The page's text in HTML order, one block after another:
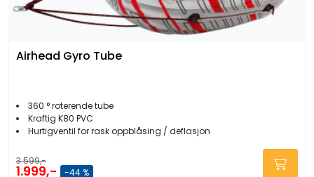
Airhead Gyro Tube
360 ° roterende tube
Kraftig K80 PVC
Hurtigventil for rask oppblåsing / deflasjon
3.599,-
1.999,- -44 %